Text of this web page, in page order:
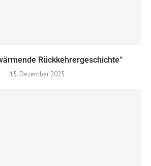
Rückkehrergeschichte“
15. Dezember 2025